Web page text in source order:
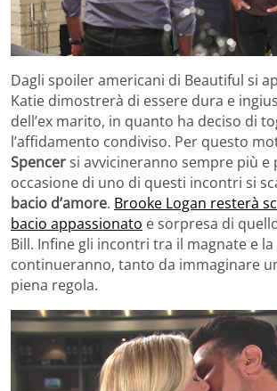
Dagli spoiler americani di Beautiful si
Katie dimostrerà di essere dura e
dell’ex marito, in quanto ha deciso di
l’affidamento condiviso. Per questo
Spencersi avvicineranno sempre più e
occasione di uno di questi incontri si
bacio d’amore. Brooke Logan resterà
bacio appassionato e sorpresa di
Bill. Infine gli incontri tra il magnate e
continueranno, tanto da immaginare
piena regola.